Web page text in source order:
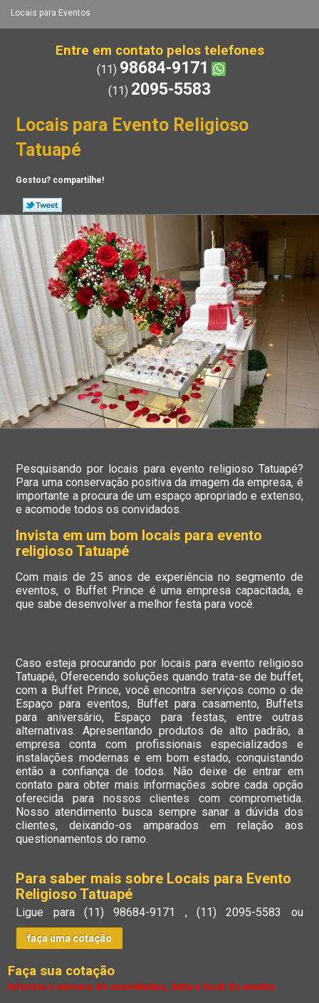
Locais para Eventos
Entre em contato pelos telefones
(11) 98684-9171
(11) 2095-5583
Locais para Evento Religioso
Tatuapé
Gostou? compartilhe!
Pesquisando por locais para evento religioso Tatuapé?
Para uma conservação positiva da imagem da empresa, é
importante a procura de um espaço apropriado e extenso,
e acomode todos os convidados.
Invista em um bom locais para evento
religioso Tatuapé
Com mais de 25 anos de experiência no segmento de
eventos, o Buffet Prince é uma empresa capacitada, e
que sabe desenvolver a melhor festa para você.
Caso esteja procurando por locais para evento religioso
Tatuapé, Oferecendo soluções quando trata-se de buffet,
com a Buffet Prince, você encontra serviços como o de
Espaço para eventos, Buffet para casamento, Buffets
para aniversário, Espaço para festas, entre outras
alternativas. Apresentando produtos de alto padrão, a
empresa conta com profissionais especializados e
instalações modernas e em bom estado, conquistando
então a confiança de todos. Não deixe de entrar em
contato para obter mais informações sobre cada opção
oferecida para nossos clientes com comprometida.
Nosso atendimento busca sempre sanar a dúvida dos
clientes, deixando-os amparados em relação aos
questionamentos do ramo.
Para saber mais sobre Locais para Evento
Religioso Tatuapé
Ligue para(11) 98684-9171 , (11) 2095-5583 ou
faça uma cotação
Faça sua cotação